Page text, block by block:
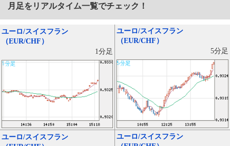
月足をリアルタイム一覧でチェック！
ユーロ/スイスフラン
（EUR/CHF）
1分足
ユーロ/スイスフラン
（EUR/CHF）
5分足
ユーロ/スイスフラン
ユーロ/スイスフラン